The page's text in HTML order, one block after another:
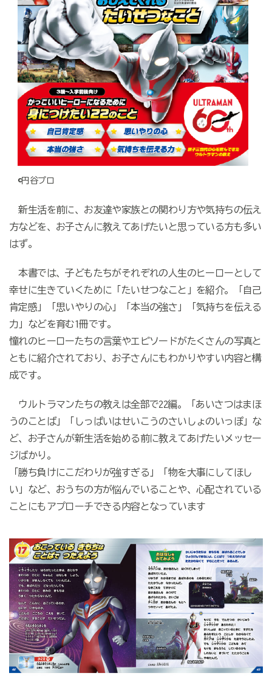
©円谷プロ
新生活を前に、お友達や家族との関わり方や気持ちの伝え
方などを、お子さんに教えてあげたいと思っている方も多い
はず。
本書では、子どもたちがそれぞれの人生のヒーローとして
幸せに生きていくために「たいせつなこと」を紹介。「自己
肯定感」「思いやりの心」「本当の強さ」「気持ちを伝える
力」などを育む1冊です。
憧れのヒーローたちの言葉やエピソードがたくさんの写真と
ともに紹介されており、お子さんにもわかりやすい内容と構
成です。
ウルトラマンたちの教えは全部で22編。「あいさつはまほ
うのことば」「しっぱいはせいこうのさいしょのいっぽ」な
ど、お子さんが新生活を始める前に教えてあげたいメッセー
ジばかり。
「勝ち負けにこだわりが強すぎる」「物を大事にしてほし
い」など、おうちの方が悩んでいることや、心配されている
ことにもアプローチできる内容となっています